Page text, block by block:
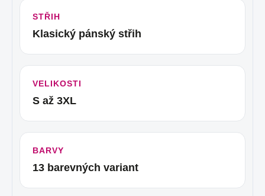
STŘIH
Klasický pánský střih
VELIKOSTI
S až 3XL
BARVY
13 barevných variant